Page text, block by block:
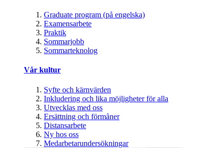
Graduate program (på engelska)
Examensarbete
Praktik
Sommarjobb
Sommarteknolog
Vår kultur
Syfte och kärnvärden
Inkludering och lika möjligheter för alla
Utvecklas med oss
Ersättning och förmåner
Distansarbete
Ny hos oss
Medarbetarundersökningar